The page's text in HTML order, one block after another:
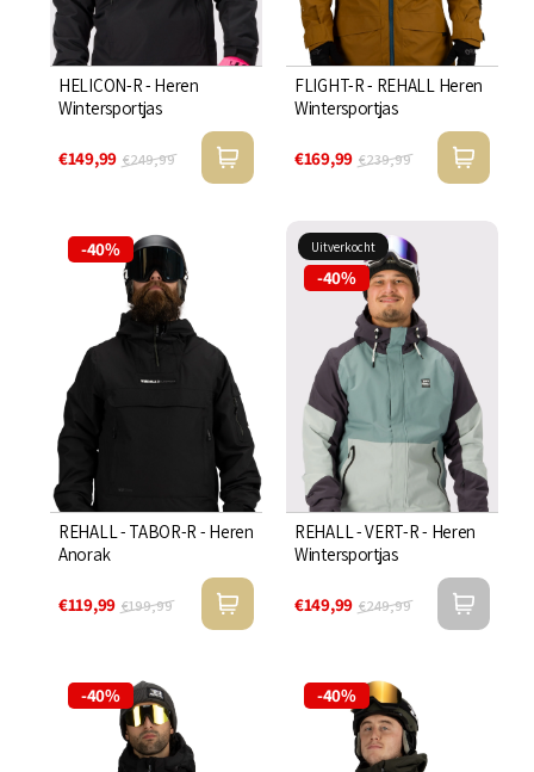
HELICON-R - Heren
Wintersportjas
€149,99 €249,99
FLIGHT-R - REHALL Heren
Wintersportjas
€169,99 €239,99
-40%
REHALL - TABOR-R - Heren
Anorak
€119,99 €199,99
Uitverkocht
-40%
REHALL - VERT-R - Heren
Wintersportjas
€149,99 €249,99
-40% -40%